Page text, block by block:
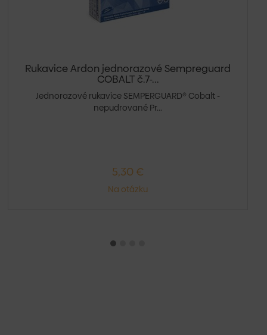
Rukavice Ardon jednorazové Sempreguard
COBALT č.7-...
Jednorazové rukavice SEMPERGUARD® Cobalt -
nepudrované Pr...
5,30 €
Na otázku